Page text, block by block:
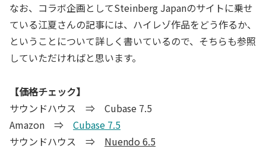
なお、コラボ企画としてSteinberg Japanのサイトに乗せ
ている江夏さんの記事には、ハイレゾ作品をどう作るか、
ということについて詳しく書いているので、そちらも参照
していただければと思います。
【価格チェック】
サウンドハウス ⇒ Cubase 7.5
Amazon ⇒ Cubase 7.5
サウンドハウス ⇒ Nuendo 6.5